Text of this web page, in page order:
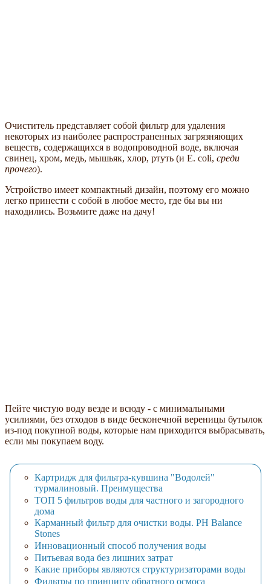
Очиститель представляет собой фильтр для удаления
некоторых из наиболее распространенных загрязняющих
веществ, содержащихся в водопроводной воде, включая
свинец, хром, медь, мышьяк, хлор, ртуть (и E. coli, среди
прочего).
Устройство имеет компактный дизайн, поэтому его можно
легко принести с собой в любое место, где бы вы ни
находились. Возьмите даже на дачу!
Пейте чистую воду везде и всюду - с минимальными
усилиями, без отходов в виде бесконечной вереницы бутылок
из-под покупной воды, которые нам приходится выбрасывать,
если мы покупаем воду.
Картридж для фильтра-кувшина "Водолей"
турмалиновый. Преимущества
ТОП 5 фильтров воды для частного и загородного
дома
Карманный фильтр для очистки воды. PH Balance
Stones
Инновационный способ получения воды
Питьевая вода без лишних затрат
Какие приборы являются структуризаторами воды
Фильтры по принципу обратного осмоса